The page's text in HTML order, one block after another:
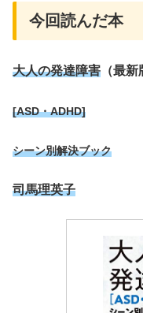
今回読んだ本
大人の発達障害 （最新
[ASD・ADHD]
シーン別解決ブック
司馬理英子